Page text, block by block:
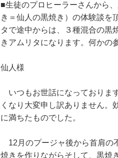
■生徒のプロヒーラーさんから
き＝仙人の黒焼き）の体験談を
タで途中からは、３種混合の黒
きアムリタになります。何か
仙人様
いつもお世話になっておりま
くなり大変申し訳ありません。
に満ちたものでした。
12月のプージャ後から首肩の
焼きを作りながらそして、黒焼